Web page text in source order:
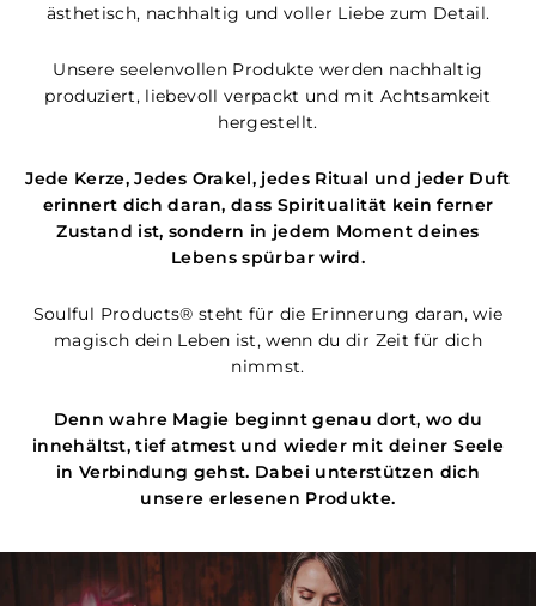
ästhetisch, nachhaltig und voller Liebe zum Detail.
Unsere seelenvollen Produkte werden nachhaltig
produziert, liebevoll verpackt und mit Achtsamkeit
hergestellt.
Jede Kerze, Jedes Orakel, jedes Ritual und jeder Duft
erinnert dich daran, dass Spiritualität kein ferner
Zustand ist, sondern in jedem Moment deines
Lebens spürbar wird.
Soulful Products® steht für die Erinnerung daran, wie
magisch dein Leben ist, wenn du dir Zeit für dich
nimmst.
Denn wahre Magie beginnt genau dort, wo du
innehältst, tief atmest und wieder mit deiner Seele
in Verbindung gehst. Dabei unterstützen dich
unsere erlesenen Produkte.